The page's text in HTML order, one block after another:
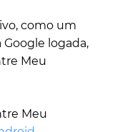
como um
logada,
Meu
Meu